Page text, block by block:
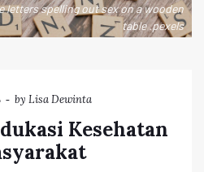
letters spelling out sex on a wooden
table .pexels
by Lisa Dewinta
Kesehatan